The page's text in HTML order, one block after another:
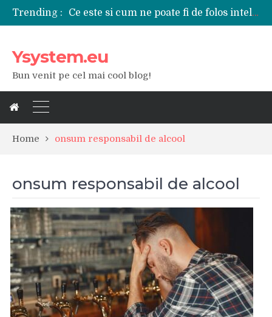
Trending :
Ce este si cum ne poate fi de folos inteligenta artificiala?
Tipuri de polizoare de care este nevoie intr-un atelier
Cele mai bune smartphone-uri lansate in anul 2024
Ysystem.eu
Bun venit pe cel mai cool blog!
Home onsum responsabil de alcool
onsum responsabil de alcool